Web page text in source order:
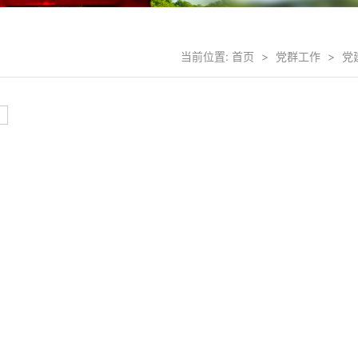
当前位置: 首页 > 党群工作 > 党